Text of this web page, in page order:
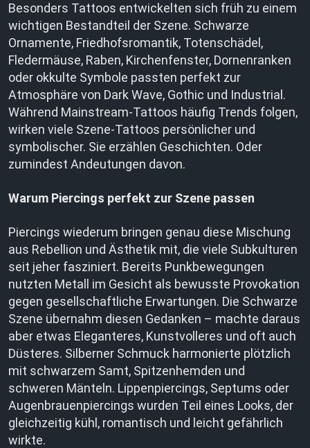
Besonders Tattoos entwickelten sich früh zu einem
wichtigen Bestandteil der Szene. Schwarze
Ornamente, Friedhofsromantik, Totenschädel,
Fledermäuse, Raben, Kirchenfenster, Dornenranken
oder okkulte Symbole passten perfekt zur
Atmosphäre von Dark Wave, Gothic und Industrial.
Während Mainstream-Tattoos häufig Trends folgen,
wirken viele Szene-Tattoos persönlicher und
symbolischer. Sie erzählen Geschichten. Oder
zumindest Andeutungen davon.
Warum Piercings perfekt zur Szene passen
Piercings wiederum bringen genau diese Mischung
aus Rebellion und Ästhetik mit, die viele Subkulturen
seit jeher fasziniert. Bereits Punkbewegungen
nutzten Metall im Gesicht als bewusste Provokation
gegen gesellschaftliche Erwartungen. Die Schwarze
Szene übernahm diesen Gedanken – machte daraus
aber etwas Eleganteres, Kunstvolleres und oft auch
Düsteres. Silberner Schmuck harmonierte plötzlich
mit schwarzem Samt, Spitzenhemden und
schweren Mänteln. Lippenpiercings, Septums oder
Augenbrauenpiercings wurden Teil eines Looks, der
gleichzeitig kühl, romantisch und leicht gefährlich
wirkte.